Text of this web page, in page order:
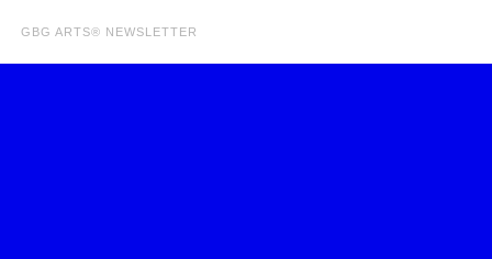
GBG ARTS® NEWSLETTER